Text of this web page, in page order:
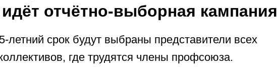
отчётно-выборная кампания
летний срок будут выбраны представители всех
где трудятся члены профсоюза.